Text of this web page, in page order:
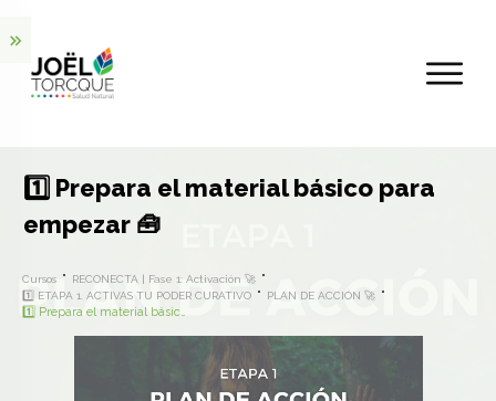
1️⃣ Prepara el material básico para
empezar 🧰
Cursos
RECONECTA | Fase 1: Activación 🚀
1️⃣ ETAPA 1. ACTIVAS TU PODER CURATIVO
PLAN DE ACCIÓN 🚀
1️⃣ Prepara el material básico para empezar 🧰